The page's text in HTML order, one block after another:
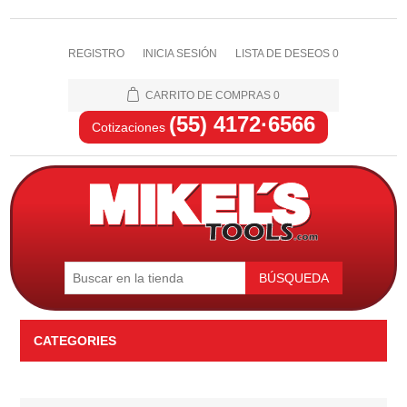
REGISTRO INICIA SESIÓN LISTA DE DESEOS 0
CARRITO DE COMPRAS 0
Cotizaciones (55) 4172·6566
BÚSQUEDA
CATEGORIES